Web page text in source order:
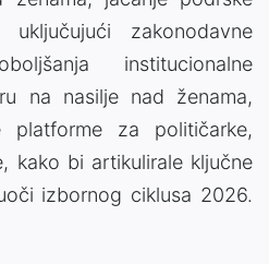
uključujući zakonodavne
institucionalne
na nasilje nad ženama,
platforme za političarke,
kako bi artikulirale ključne
izbornog ciklusa 2026.